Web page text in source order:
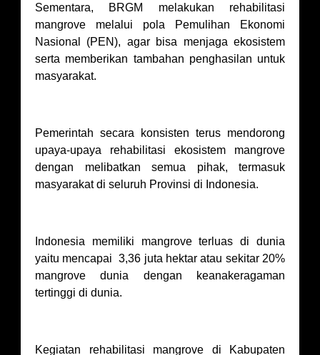
Sementara, BRGM melakukan rehabilitasi
mangrove melalui pola Pemulihan Ekonomi
Nasional (PEN), agar bisa menjaga ekosistem
serta memberikan tambahan penghasilan untuk
masyarakat.
Pemerintah secara konsisten terus mendorong
upaya-upaya rehabilitasi ekosistem mangrove
dengan melibatkan semua pihak, termasuk
masyarakat di seluruh Provinsi di Indonesia.
Indonesia memiliki mangrove terluas di dunia
yaitu mencapai 3,36 juta hektar atau sekitar 20%
mangrove dunia dengan keanakeragaman
tertinggi di dunia.
Kegiatan rehabilitasi mangrove di Kabupaten